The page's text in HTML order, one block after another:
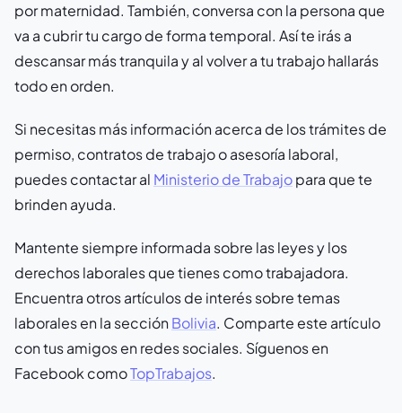
por maternidad. También, conversa con la persona que
va a cubrir tu cargo de forma temporal. Así te irás a
descansar más tranquila y al volver a tu trabajo hallarás
todo en orden.
Si necesitas más información acerca de los trámites de
permiso, contratos de trabajo o asesoría laboral,
puedes contactar al Ministerio de Trabajopara que te
brinden ayuda.
Mantente siempre informada sobre las leyes y los
derechos laborales que tienes como trabajadora.
Encuentra otros artículos de interés sobre temas
laborales en la secciónBolivia. Comparte este artículo
con tus amigos en redes sociales. Síguenos en
Facebook comoTopTrabajos.